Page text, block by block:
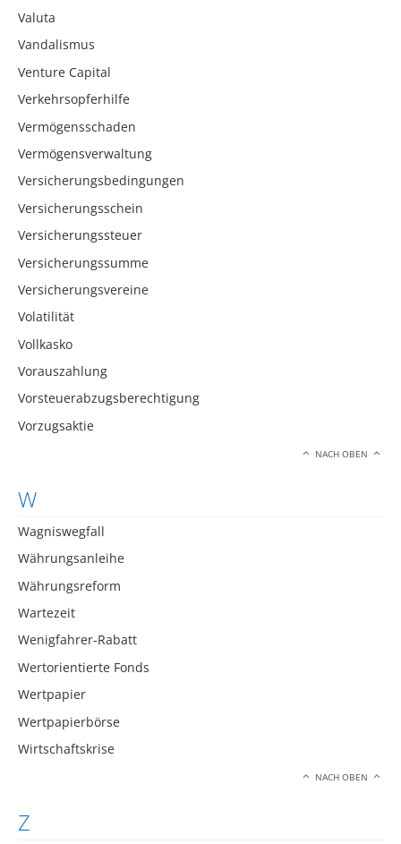
Valuta
Vandalismus
Venture Capital
Verkehrsopferhilfe
Vermögensschaden
Vermögensverwaltung
Versicherungsbedingungen
Versicherungsschein
Versicherungssteuer
Versicherungssumme
Versicherungsvereine
Volatilität
Vollkasko
Vorauszahlung
Vorsteuerabzugsberechtigung
Vorzugsaktie
NACH OBEN
W
Wagniswegfall
Währungsanleihe
Währungsreform
Wartezeit
Wenigfahrer-Rabatt
Wertorientierte Fonds
Wertpapier
Wertpapierbörse
Wirtschaftskrise
NACH OBEN
Z